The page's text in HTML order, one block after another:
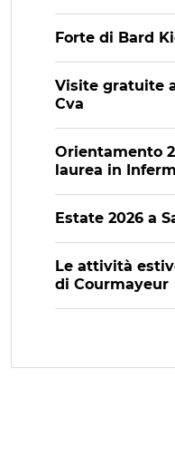
Forte di Bard
Visite gratuite
Cva
Orientamento
laurea in
Estate 2026 a
Le attività
di Courmayeur